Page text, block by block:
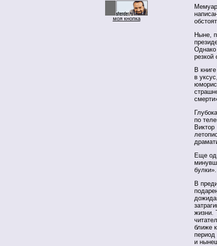
моя кнопка
Ныне,
Однако
резкой
В
в
по
Еще
булки».
В
жизни.
ближе
период
и